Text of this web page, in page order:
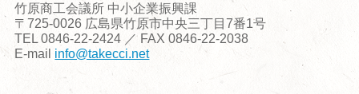
竹原商工会議所 中小企業振興課
〒725-0026 広島県竹原市中央三丁目7番1号
TEL 0846-22-2424 ／ FAX 0846-22-2038
E-mail info@takecci.net